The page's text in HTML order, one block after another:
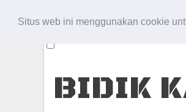
Situs web ini menggunakan cookie
BIDIK